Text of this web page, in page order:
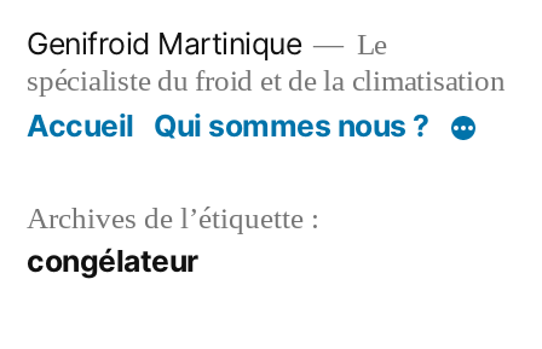
contenu
Genifroid Martinique
Le
spécialiste du froid et de la climatisation
Accueil Qui sommes nous ?
Archives de l’étiquette :
congélateur